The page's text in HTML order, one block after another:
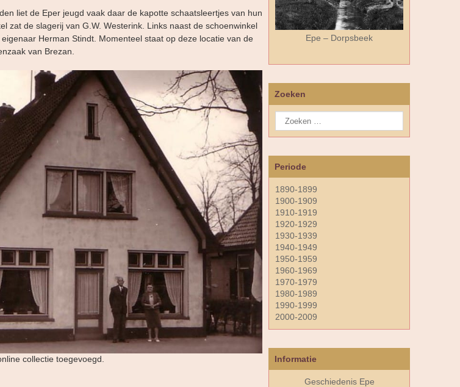
liet de Eper jeugd vaak daar de kapotte schaatsleertjes van hun
zat de slagerij van G.W. Westerink. Links naast de schoenwinkel
eigenaar Herman Stindt. Momenteel staat op deze locatie van de
van Brezan.
collectie toegevoegd.
Epe – Dorpsbeek
Zoeken
Periode
1890-1899
1900-1909
1910-1919
1920-1929
1930-1939
1940-1949
1950-1959
1960-1969
1970-1979
1980-1989
1990-1999
2000-2009
Informatie
Geschiedenis Epe